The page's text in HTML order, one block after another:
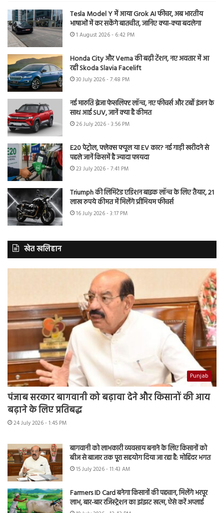
Tesla Model Y में आया Grok AI फीचर, अब भारतीय
भाषाओं में कर सकेंगे बातचीत, जानिए क्या-क्या बदलेगा
1 August 2026 - 6:42 PM
Honda City और Verna की बढ़ी टेंशन, नए अवतार में आ
रही Skoda Slavia Facelift
30 July 2026 - 7:48 PM
नई मारुति ब्रेजा फेसलिफ्ट लॉन्च, नए फीचर्स और टर्बो इंजन के
साथ आई SUV, जानें क्या है कीमत
26 July 2026 - 3:56 PM
E20 पेट्रोल, फ्लेक्स फ्यूल या EV कार? नई गाड़ी खरीदने से
पहले जानें किसमें है ज्यादा फायदा
23 July 2026 - 7:41 PM
Triumph की लिमिटेड एडिशन बाइक लॉन्च के लिए तैयार, 21
लाख रुपये कीमत में मिलेंगे प्रीमियम फीचर्स
16 July 2026 - 3:17 PM
खेत खलिहान
Punjab
पंजाब सरकार बागवानी को बढ़ावा देने और किसानों की आय
बढ़ाने के लिए प्रतिबद्ध
24 July 2026 - 1:45 PM
बागवानी को लाभकारी व्यवसाय बनाने के लिए किसानों को
बीज से बाजार तक पूरा सहयोग दिया जा रहा है: मोहिंदर भगत
15 July 2026 - 11:43 AM
Farmers ID Card बनेगा किसानों की पहचान, मिलेंगे भरपूर
लाभ, बार-बार रजिस्ट्रेशन का झंझट खत्म, ऐसे करें अप्लाई